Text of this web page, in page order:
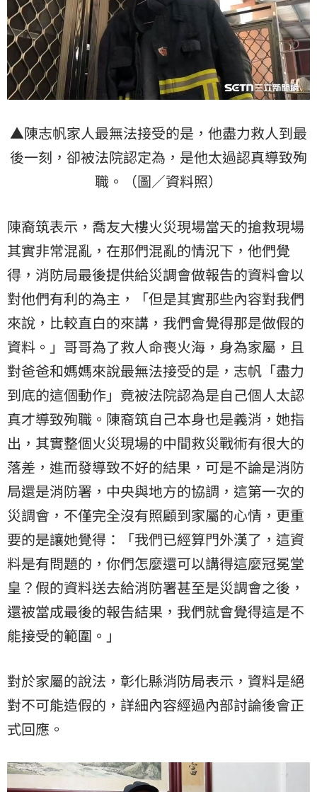
▲陳志帆家人最無法接受的是，他盡力救人到最
後一刻，卻被法院認定為，是他太過認真導致殉
職。（圖／資料照）
陳裔筑表示，喬友大樓火災現場當天的搶救現場
其實非常混亂，在那們混亂的情況下，他們覺
得，消防局最後提供給災調會做報告的資料會以
對他們有利的為主，「但是其實那些內容對我們
來說，比較直白的來講，我們會覺得那是做假的
資料。」哥哥為了救人命喪火海，身為家屬，且
對爸爸和媽媽來說最無法接受的是，志帆「盡力
到底的這個動作」竟被法院認為是自己個人太認
真才導致殉職。陳裔筑自己本身也是義消，她指
出，其實整個火災現場的中間救災戰術有很大的
落差，進而發導致不好的結果，可是不論是消防
局還是消防署，中央與地方的協調，這第一次的
災調會，不僅完全沒有照顧到家屬的心情，更重
要的是讓她覺得：「我們已經算門外漢了，這資
料是有問題的，你們怎麼還可以講得這麼冠冕堂
皇？假的資料送去給消防署甚至是災調會之後，
還被當成最後的報告結果，我們就會覺得這是不
能接受的範圍。」
對於家屬的說法，彰化縣消防局表示，資料是絕
對不可能造假的，詳細內容經過內部討論後會正
式回應。